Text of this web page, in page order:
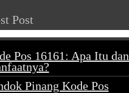
Post
Pos 16161: Apa Itu
Pinang Kode Pos